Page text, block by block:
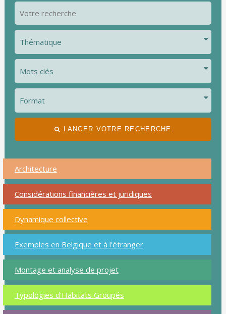
LANCER VOTRE RECHERCHE
Architecture
Considérations financières et juridiques
Dynamique collective
Exemples en Belgique et à l'étranger
Montage et analyse de projet
Typologies d'Habitats Groupés